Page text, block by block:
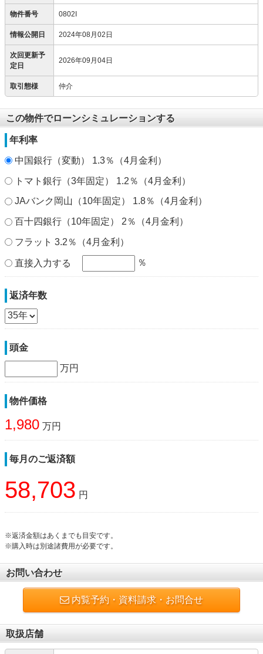
物件番号 0802I
情報公開日 2024年08月02日
次回更新予
定日
2026年09月04日
取引態様 仲介
この物件でローンシミュレーションする
年利率
中国銀行（変動） 1.3％（4月金利）
トマト銀行（3年固定） 1.2％（4月金利）
JAバンク岡山（10年固定） 1.8％（4月金利）
百十四銀行（10年固定） 2％（4月金利）
フラット 3.2％（4月金利）
直接入力する ％
返済年数
頭金
万円
物件価格
1,980 万円
毎月のご返済額
58,703 円
※返済金額はあくまでも目安です。
※購入時は別途諸費用が必要です。
お問い合わせ
内覧予約・資料請求・お問合せ
取扱店舗